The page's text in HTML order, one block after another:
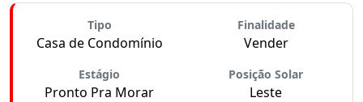
Tipo
Casa de Condomínio
Finalidade
Vender
Estágio
Pronto Pra Morar
Posição Solar
Leste